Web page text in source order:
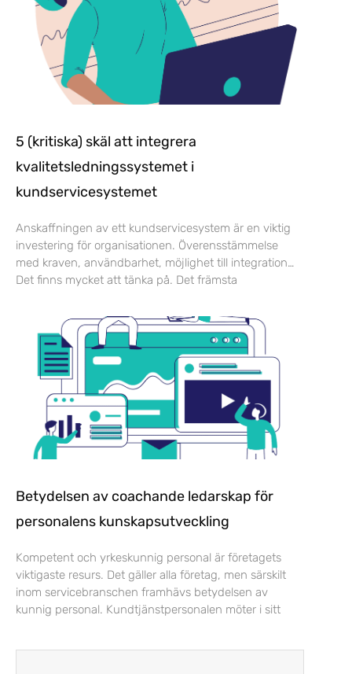
5 (kritiska) skäl att integrera
kvalitetsledningssystemet i
kundservicesystemet
Anskaffningen av ett kundservicesystem är en viktig
investering för organisationen. Överensstämmelse
med kraven, användbarhet, möjlighet till integration…
Det finns mycket att tänka på. Det främsta
Betydelsen av coachande ledarskap för
personalens kunskapsutveckling
Kompetent och yrkeskunnig personal är företagets
viktigaste resurs. Det gäller alla företag, men särskilt
inom servicebranschen framhävs betydelsen av
kunnig personal. Kundtjänstpersonalen möter i sitt